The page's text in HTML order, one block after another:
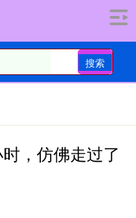
搜索
，仿佛走过了